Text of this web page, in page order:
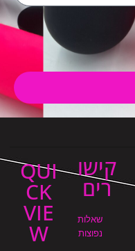
קישו
רים
שאלות
נפוצות
QUI
CK
VIE
W